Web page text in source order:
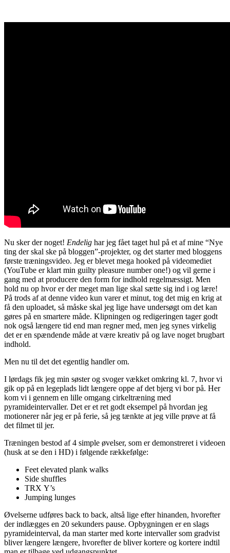
Nu sker der noget! Endelig har jeg fået taget hul på et af mine “Nye
ting der skal ske på bloggen”-projekter, og det starter med bloggens
første træningsvideo. Jeg er blevet mega hooked på videomediet
(YouTube er klart min guilty pleasure number one!) og vil gerne i
gang med at producere den form for indhold regelmæssigt. Men
hold nu op hvor er der meget man lige skal sætte sig ind i og lære!
På trods af at denne video kun varer et minut, tog det mig en krig at
få den uploadet, så måske skal jeg lige have undersøgt om det kan
gøres på en smartere måde. Klipningen og redigeringen tager godt
nok også længere tid end man regner med, men jeg synes virkelig
det er en spændende måde at være kreativ på og lave noget brugbart
indhold.
Men nu til det det egentlig handler om.
I lørdags fik jeg min søster og svoger vækket omkring kl. 7, hvor vi
gik op på en legeplads lidt længere oppe af det bjerg vi bor på. Her
kom vi i gennem en lille omgang cirkeltræning med
pyramideintervaller. Det er et ret godt eksempel på hvordan jeg
motionerer når jeg er på ferie, så jeg tænkte at jeg ville prøve at få
det filmet til jer.
Træningen bestod af 4 simple øvelser, som er demonstreret i videoen
(husk at se den i HD) i følgende rækkefølge:
Feet elevated plank walks
Side shuffles
TRX Y’s
Jumping lunges
Øvelserne udføres back to back, altså lige efter hinanden, hvorefter
der indlægges en 20 sekunders pause. Opbygningen er en slags
pyramideinterval, da man starter med korte intervaller som gradvist
bliver længere længere, hvorefter de bliver kortere og kortere indtil